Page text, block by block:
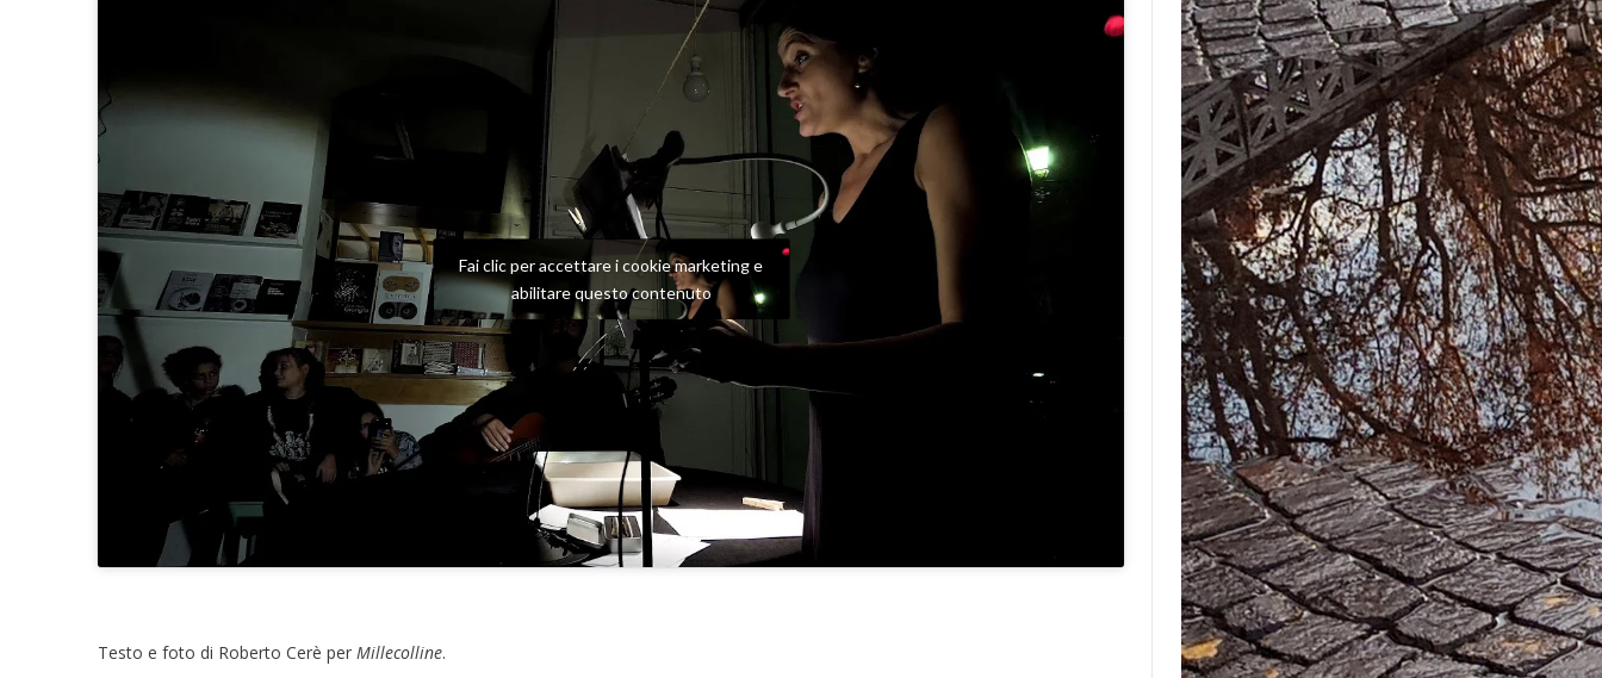
Fai clic per accettare i cookie marketing e
abilitare questo contenuto
Testo e foto di Roberto Cerè per Millecolline.